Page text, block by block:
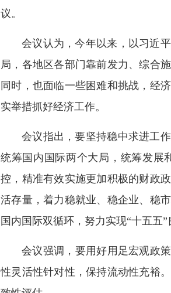
议。
会议认为，今年以来，以习近
局，各地区各部门靠前发力、综合
同时，也面临一些困难和挑战，经
实举措抓好经济工作。
会议指出，要坚持稳中求进工
统筹国内国际两个大局，统筹发展
控，精准有效实施更加积极的财政
活存量，着力稳就业、稳企业、稳
国内国际双循环，努力实现“十五五”
会议强调，要用好用足宏观政
性灵活性针对性，保持流动性充裕